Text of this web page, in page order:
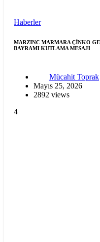
Haberler
MARZINC MARMARA ÇİNKO
BAYRAMI KUTLAMA MESAJI
Mücahit Toprak
Mayıs 25, 2026
2892 views
4